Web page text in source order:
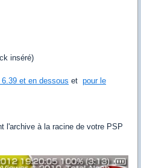
inséré)
et en dessous et pour le
l'archive à la racine de votre PSP